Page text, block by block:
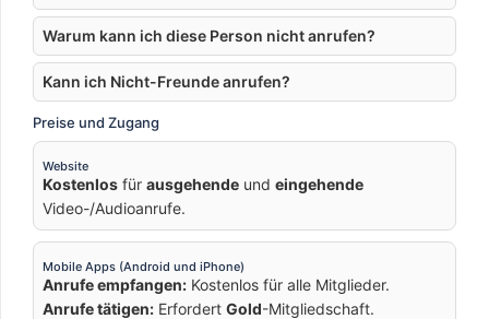
Warum kann ich diese Person nicht anrufen?
Kann ich Nicht-Freunde anrufen?
Preise und Zugang
Website
Kostenlos für ausgehende und eingehende
Video-/Audioanrufe.
Mobile Apps (Android und iPhone)
Anrufe empfangen: Kostenlos für alle Mitglieder.
Anrufe tätigen: Erfordert Gold-Mitgliedschaft.